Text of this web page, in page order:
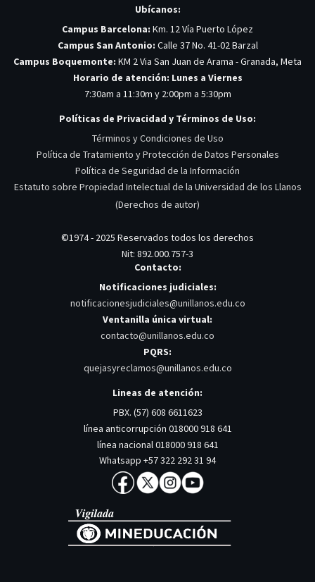
Ubícanos:
Campus Barcelona: Km. 12 Vía Puerto López
Campus San Antonio: Calle 37 No. 41-02 Barzal
Campus Boquemonte: KM 2 Via San Juan de Arama - Granada, Meta
Horario de atención: Lunes a Viernes
7:30am a 11:30m y 2:00pm a 5:30pm
Políticas de Privacidad y Términos de Uso:
Términos y Condiciones de Uso
Política de Tratamiento y Protección de Datos Personales
Política de Seguridad de la Información
Estatuto sobre Propiedad Intelectual de la Universidad de los Llanos
(Derechos de autor)
©1974 - 2025 Reservados todos los derechos
Nit: 892.000.757-3
Contacto:
Notificaciones judiciales:
notificacionesjudiciales@unillanos.edu.co
Ventanilla única virtual:
contacto@unillanos.edu.co
PQRS:
quejasyreclamos@unillanos.edu.co
Lineas de atención:
PBX. (57) 608 6611623
línea anticorrupción 018000 918 641
línea nacional 018000 918 641
Whatsapp +57 322 292 31 94